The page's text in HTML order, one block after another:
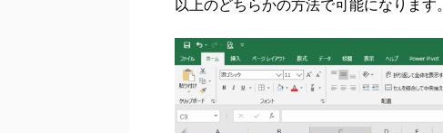
以上のどちらかの方法で可能になります。